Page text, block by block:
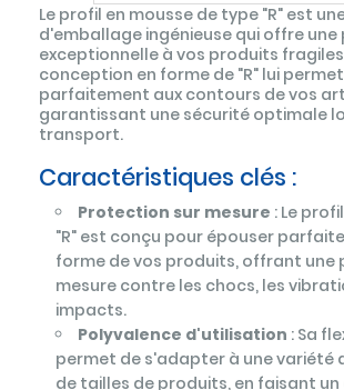
Le profil en mousse de type "R" est
d'emballage ingénieuse qui offre
exceptionnelle à vos produits
conception en forme de "R" lui
parfaitement aux contours de vos
garantissant une sécurité optimale
transport.
Caractéristiques clés :
Protection sur mesure : Le
"R" est conçu pour épouser
forme de vos produits, offrant une
mesure contre les chocs, les
impacts.
Polyvalence d'utilisation : Sa
permet de s'adapter à une variété
de tailles de produits, en faisant un